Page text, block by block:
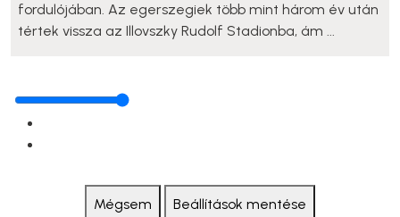
fordulójában. Az egerszegiek több mint három év után
tértek vissza az Illovszky Rudolf Stadionba, ám ...
Mégsem Beállítások mentése